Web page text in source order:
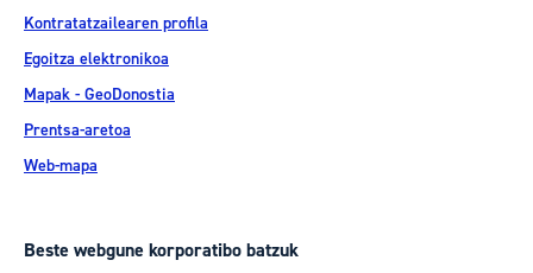
Kontratatzailearen profila
Egoitza elektronikoa
Mapak - GeoDonostia
Prentsa-aretoa
Web-mapa
Beste webgune korporatibo batzuk